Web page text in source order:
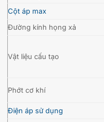
Cột áp max
Đường kính họng xả
Vật liệu cấu tạo
Phớt cơ khí
Điện áp sử dụng